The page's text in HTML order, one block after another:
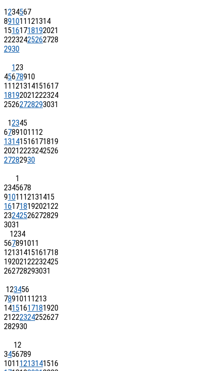
1234567
891011 121314
15161718192021
22232425262728
2930
123
45678910
11 121314151617
18192021222324
25262728293031
12345
67891011 12
13141516171819
20212223242526
27282930
1
2345678
91011 12131415
16171819202122
23242526272829
3031
1234
567891011
12131415161718
19202122232425
262728293031
123456
7891011 1213
14151617181920
21222324252627
282930
12
3456789
1011 1213141516